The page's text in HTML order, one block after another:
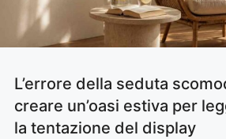
L’errore della seduta
creare un’oasi estiva per
la tentazione del display